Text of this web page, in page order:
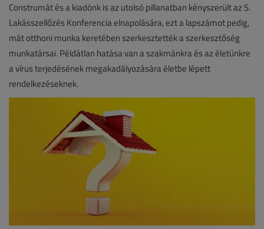
Construmát és a kiadónk is az utolsó pillanatban kényszerült az S.
Lakásszellőzés Konferencia elnapolására, ezt a lapszámot pedig,
mát otthoni munka keretében szerkesztették a szerkesztőség
munkatársai. Példátlan hatása van a szakmánkra és az életünkre
a vírus terjedésének megakadályozására életbe lépett
rendelkezéseknek.